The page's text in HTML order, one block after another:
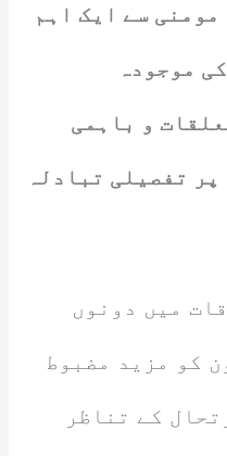
سے ایک اہم
موجودہ
و باہمی
تفصیلی تبادلہ
میں دونوں
کو مزید مضبوط
کے تناظر